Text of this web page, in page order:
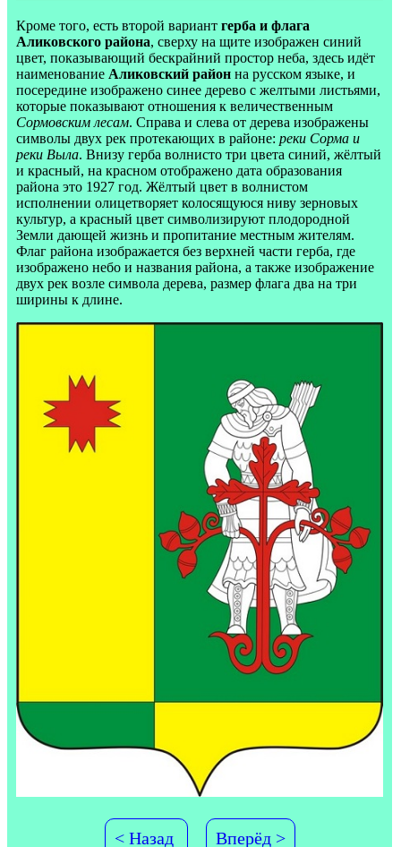
Кроме того, есть второй вариант герба и флага
Аликовского района, сверху на щите изображен синий
цвет, показывающий бескрайний простор неба, здесь идёт
наименование Аликовский район на русском языке, и
посередине изображено синее дерево с желтыми листьями,
которые показывают отношения к величественным
Сормовским лесам. Справа и слева от дерева изображены
символы двух рек протекающих в районе: реки Сорма и
реки Выла. Внизу герба волнисто три цвета синий, жёлтый
и красный, на красном отображено дата образования
района это 1927 год. Жёлтый цвет в волнистом
исполнении олицетворяет колосящуюся ниву зерновых
культур, а красный цвет символизируют плодородной
Земли дающей жизнь и пропитание местным жителям.
Флаг района изображается без верхней части герба, где
изображено небо и названия района, а также изображение
двух рек возле символа дерева, размер флага два на три
ширины к длине.
< Назад Вперёд >